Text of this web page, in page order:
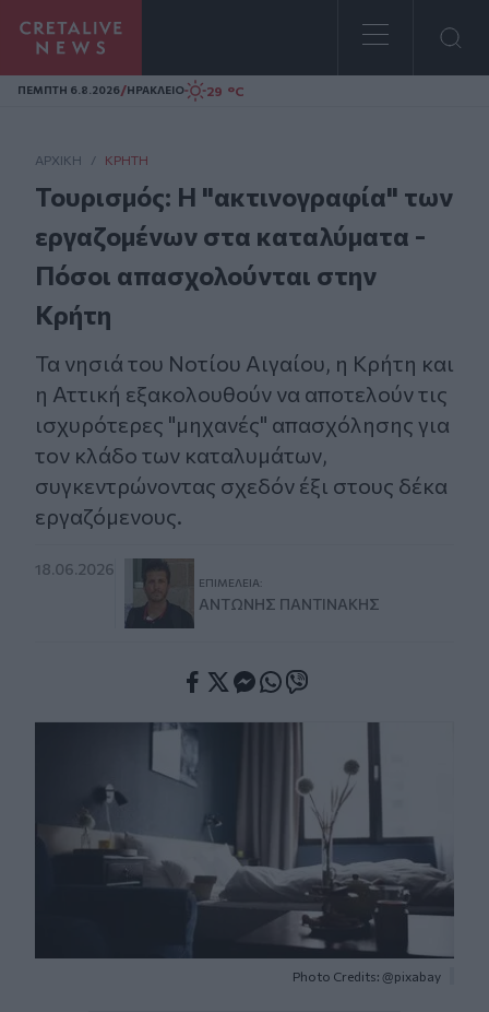
Homepage
ΠΕΜΠΤΗ 6.8.2026/ΗΡΑΚΛΕΙΟ 29 °C
ΑΡΧΙΚΗ / ΚΡΉΤΗ
Τουρισμός: Η "ακτινογραφία" των
εργαζομένων στα καταλύματα -
Πόσοι απασχολούνται στην
Κρήτη
Τα νησιά του Νοτίου Αιγαίου, η Κρήτη και
η Αττική εξακολουθούν να αποτελούν τις
ισχυρότερες "μηχανές" απασχόλησης για
τον κλάδο των καταλυμάτων,
συγκεντρώνοντας σχεδόν έξι στους δέκα
εργαζόμενους.
18.06.2026
ΕΠΙΜΈΛΕΙΑ:
ΑΝΤΏΝΗΣ ΠΑΝΤΙΝΆΚΗΣ
Photo Credits: @pixabay